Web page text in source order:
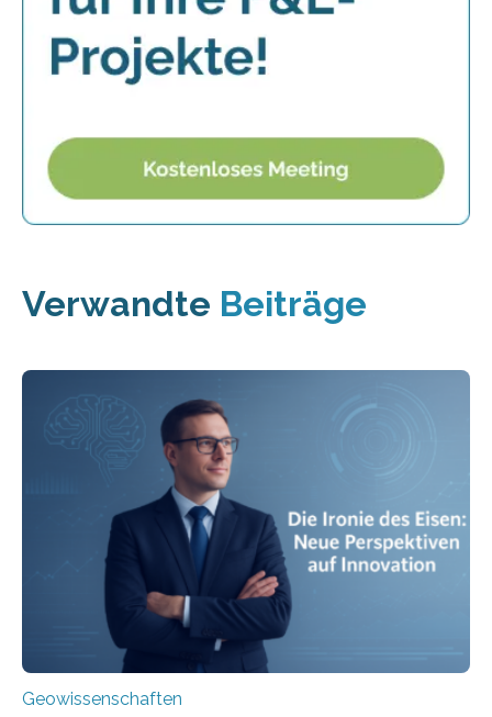
Verwandte Beiträge
Geowissenschaften